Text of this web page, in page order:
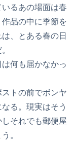
るあの場面は春
品の中に季節を
、とある春の日
何も届かなかっ
トの前でボンヤ
る。現実はそう
それでも郵便屋
。